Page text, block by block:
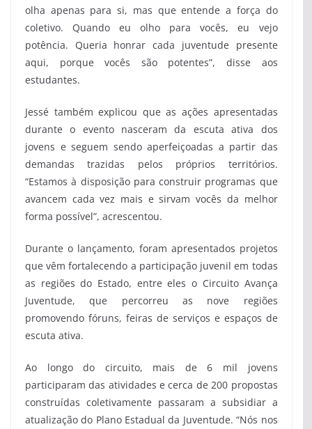
olha apenas para si, mas que entende a força do
coletivo. Quando eu olho para vocês, eu vejo
potência. Queria honrar cada juventude presente
aqui, porque vocês são potentes”, disse aos
estudantes.
Jessé também explicou que as ações apresentadas
durante o evento nasceram da escuta ativa dos
jovens e seguem sendo aperfeiçoadas a partir das
demandas trazidas pelos próprios territórios.
“Estamos à disposição para construir programas que
avancem cada vez mais e sirvam vocês da melhor
forma possível”, acrescentou.
Durante o lançamento, foram apresentados projetos
que vêm fortalecendo a participação juvenil em todas
as regiões do Estado, entre eles o Circuito Avança
Juventude, que percorreu as nove regiões
promovendo fóruns, feiras de serviços e espaços de
escuta ativa.
Ao longo do circuito, mais de 6 mil jovens
participaram das atividades e cerca de 200 propostas
construídas coletivamente passaram a subsidiar a
atualização do Plano Estadual da Juventude. “Nós nos